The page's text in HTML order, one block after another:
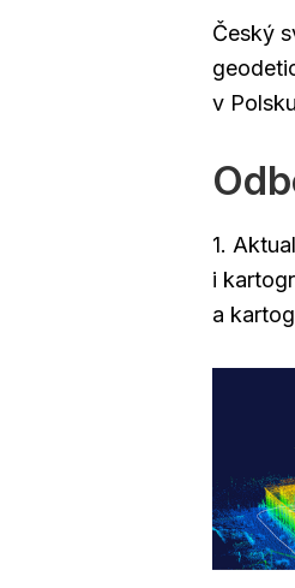
Český
v
1.
i
a